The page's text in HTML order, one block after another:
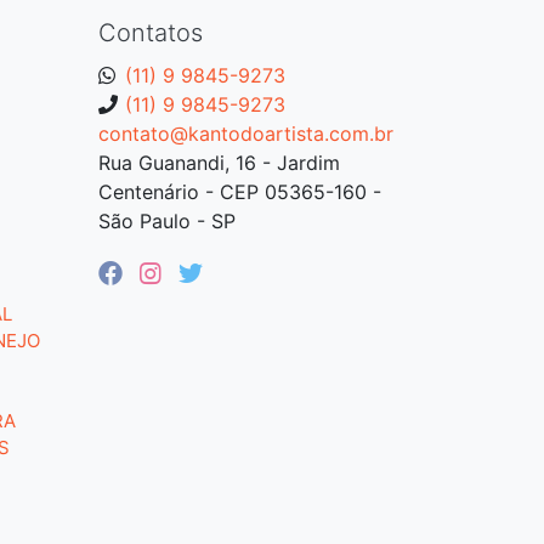
Contatos
(11) 9 9845-9273
(11) 9 9845-9273
contato@kantodoartista.com.br
Rua Guanandi, 16 - Jardim
Centenário - CEP 05365-160 -
São Paulo - SP